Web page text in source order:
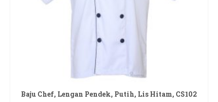
Baju Chef, Lengan Pendek, Putih, Lis Hitam, CS102